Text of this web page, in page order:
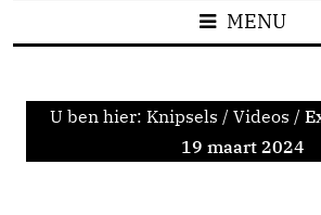
MENU
U ben hier: Knipsels / Videos /
19 maart 2024